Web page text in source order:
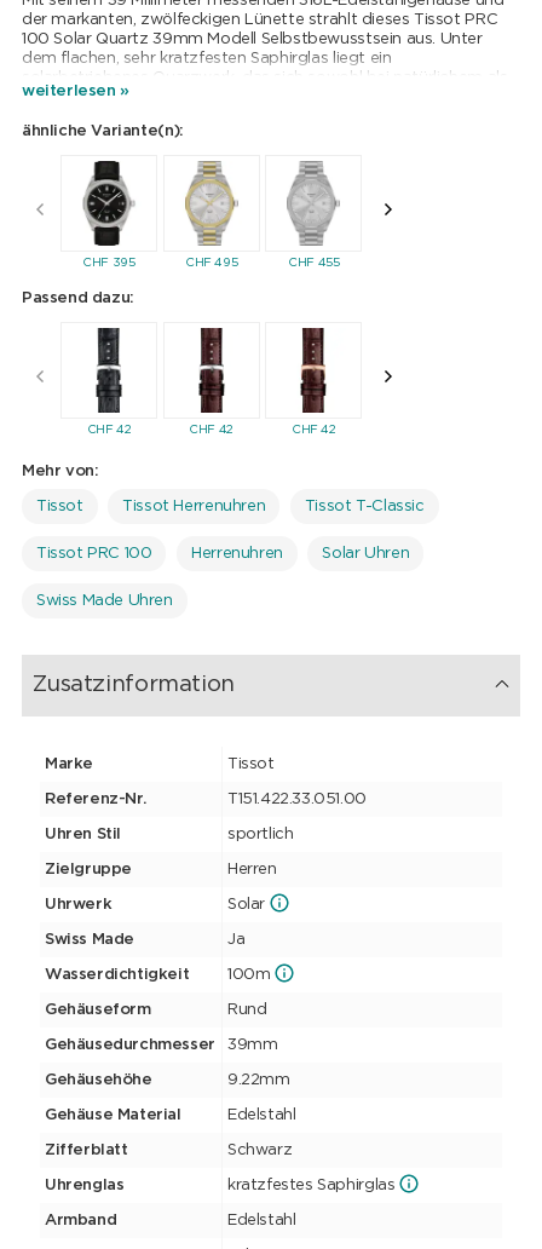
der markanten, zwölfeckigen Lünette strahlt dieses Tissot PRC
100 Solar Quartz 39mm Modell Selbstbewusstsein aus. Unter
dem flachen, sehr kratzfesten Saphirglas liegt ein
solarbetriebenes Quarzwerk, das sich sowohl bei natürlichem als
auch bei künstlichem Licht mühelos auflädt. Erreicht der
Energy-Anzeige nicht unbemerkt.
schwarzer PVD-Beschichtung besitzt ein schwarzes Zifferblatt
mit Datumsanzeige. Das weiche, schwarze Lederarmband mit
Dornschliesse hält die Uhr sicher am Handgelenk.
weiterlesen »
ähnliche Variante(n):
CHF 395 CHF495 CHF455
Passend dazu:
CHF42 CHF 42 CHF42
Mehr von:
Tissot Tissot Herrenuhren Tissot T-Classic
Tissot PRC 100 Herrenuhren Solar Uhren
Swiss Made Uhren
Zusatzinformation
Marke Tissot
Referenz-Nr. T151.422.33.051.00
Uhren Stil sportlich
Zielgruppe Herren
Uhrwerk Solar
Swiss Made Ja
Wasserdichtigkeit 100m
Gehäuseform Rund
Gehäusedurchmesser 39mm
Gehäusehöhe 9.22mm
Gehäuse Material Edelstahl
Zifferblatt Schwarz
Uhrenglas kratzfestes Saphirglas
Armband Edelstahl